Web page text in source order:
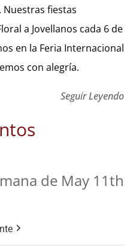
fiestas
a Jovellanos cada 6 de
en la Feria Internacional
con alegría.
Seguir Leyendo
de May 11th